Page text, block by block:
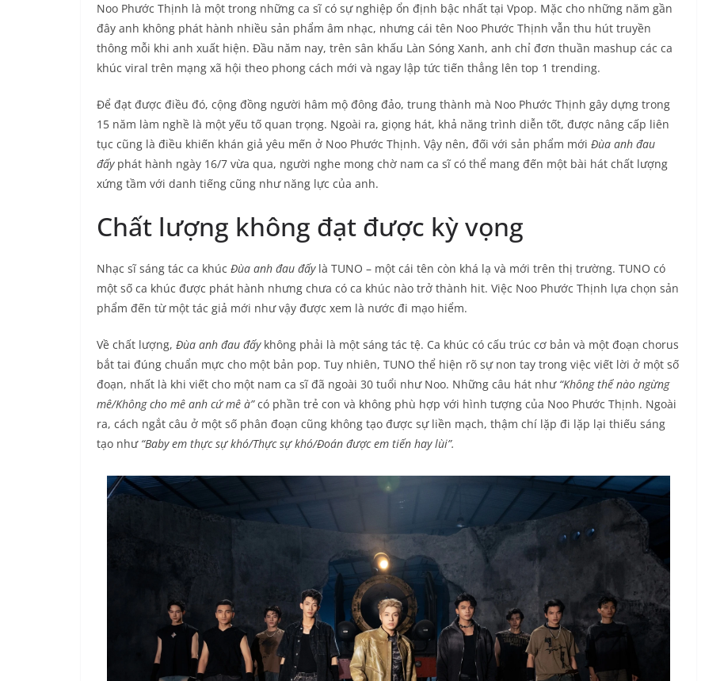
Noo Phước Thịnh là một trong những ca sĩ có sự nghiệp ổn định bậc nhất tại Vpop. Mặc cho những năm gần
đây anh không phát hành nhiều sản phẩm âm nhạc, nhưng cái tên Noo Phước Thịnh vẫn thu hút truyền
thông mỗi khi anh xuất hiện. Đầu năm nay, trên sân khấu Làn Sóng Xanh, anh chỉ đơn thuần mashup các ca
khúc viral trên mạng xã hội theo phong cách mới và ngay lập tức tiến thẳng lên top 1 trending.
Để đạt được điều đó, cộng đồng người hâm mộ đông đảo, trung thành mà Noo Phước Thịnh gây dựng trong
15 năm làm nghề là một yếu tố quan trọng. Ngoài ra, giọng hát, khả năng trình diễn tốt, được nâng cấp liên
tục cũng là điều khiến khán giả yêu mến ở Noo Phước Thịnh. Vậy nên, đối với sản phẩm mới Đùa anh đau
đấyphát hành ngày 16/7 vừa qua, người nghe mong chờ nam ca sĩ có thể mang đến một bài hát chất lượng
xứng tầm với danh tiếng cũng như năng lực của anh.
Chất lượng không đạt được kỳ vọng
Nhạc sĩ sáng tác ca khúc Đùa anh đau đấylà TUNO – một cái tên còn khá lạ và mới trên thị trường. TUNO có
một số ca khúc được phát hành nhưng chưa có ca khúc nào trở thành hit. Việc Noo Phước Thịnh lựa chọn sản
phẩm đến từ một tác giả mới như vậy được xem là nước đi mạo hiểm.
Về chất lượng, Đùa anh đau đấykhông phải là một sáng tác tệ. Ca khúc có cấu trúc cơ bản và một đoạn chorus
bắt tai đúng chuẩn mực cho một bản pop. Tuy nhiên, TUNO thể hiện rõ sự non tay trong việc viết lời ở một số
đoạn, nhất là khi viết cho một nam ca sĩ đã ngoài 30 tuổi như Noo. Những câu hát như“Không thể nào ngừng
mê/Không cho mê anh cứ mê à”có phần trẻ con và không phù hợp với hình tượng của Noo Phước Thịnh. Ngoài
ra, cách ngắt câu ở một số phân đoạn cũng không tạo được sự liền mạch, thậm chí lặp đi lặp lại thiếu sáng
tạo như“Baby em thực sự khó/Thực sự khó/Đoán được em tiến hay lùi”.